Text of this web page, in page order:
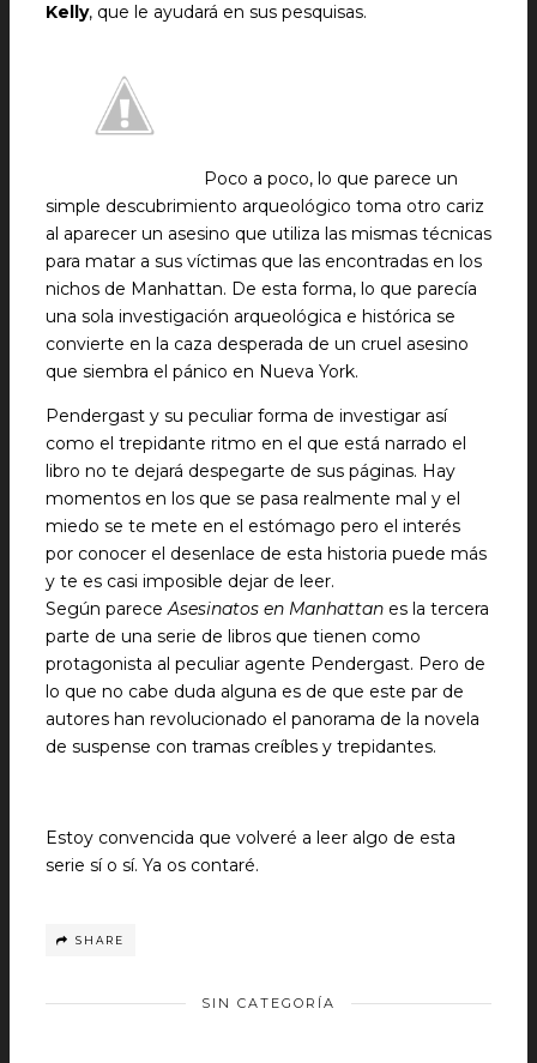
Kelly, que le ayudará en sus pesquisas.
Poco a poco, lo que parece un
simple descubrimiento arqueológico toma otro cariz
al aparecer un asesino que utiliza las mismas técnicas
para matar a sus víctimas que las encontradas en los
nichos de Manhattan. De esta forma, lo que parecía
una sola investigación arqueológica e histórica se
convierte en la caza desperada de un cruel asesino
que siembra el pánico en Nueva York.
Pendergast y su peculiar forma de investigar así
como el trepidante ritmo en el que está narrado el
libro no te dejará despegarte de sus páginas. Hay
momentos en los que se pasa realmente mal y el
miedo se te mete en el estómago pero el interés
por conocer el desenlace de esta historia puede más
y te es casi imposible dejar de leer.
Según pareceAsesinatos en Manhattan es la tercera
parte de una serie de libros que tienen como
protagonista al peculiar agente Pendergast. Pero de
lo que no cabe duda alguna es de que este par de
autores han revolucionado el panorama de la novela
de suspense con tramas creíbles y trepidantes.
Estoy convencida que volveré a leer algo de esta
serie sí o sí. Ya os contaré.
SHARE
SIN CATEGORÍA